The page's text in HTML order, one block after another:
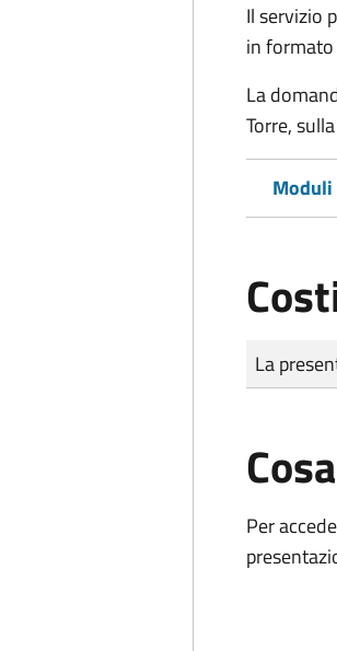
Il servizio
in formato
La
Torre,
Moduli
Tipo di
Importo
La
Per